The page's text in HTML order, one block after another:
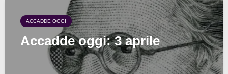
ACCADDE OGGI
Accadde oggi: 3 aprile